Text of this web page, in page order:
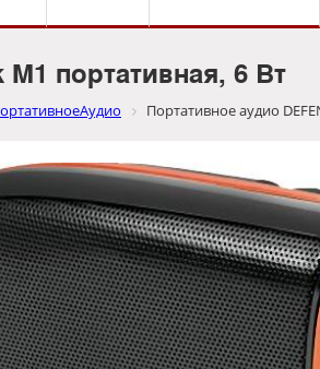
портативная, 6 Вт
Портативное аудио